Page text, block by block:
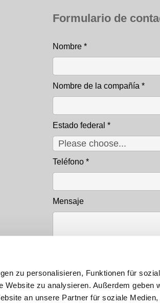
zu personalisieren, Funktionen für
Website zu analysieren. Außerdem geben
an unsere Partner für soziale Medien,
Formulario de
Formulario de
Nombre *
Nombre de la compañía *
Estado federal *
Teléfono *
Mensaje
Datenschutz *